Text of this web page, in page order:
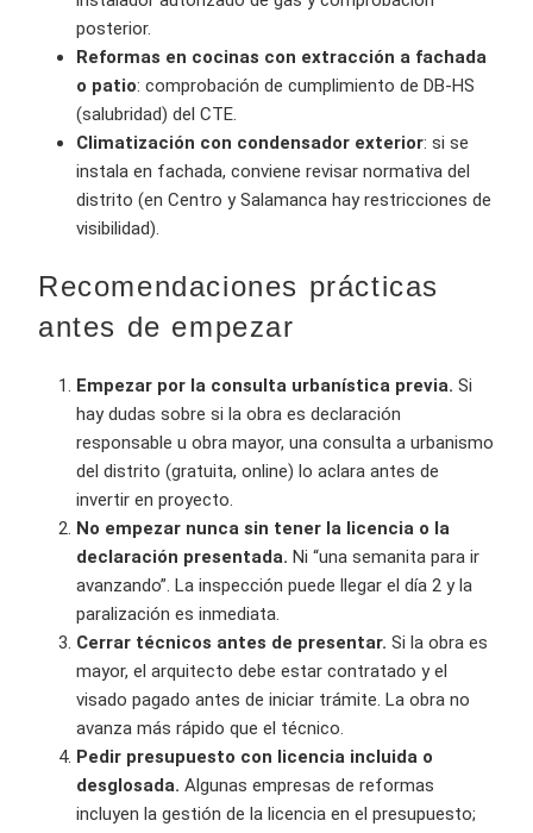
posterior.
Reformas en cocinas con extracción a fachada
o patio: comprobación de cumplimiento de DB-HS
(salubridad) del CTE.
Climatización con condensador exterior: si se
instala en fachada, conviene revisar normativa del
distrito (en Centro y Salamanca hay restricciones de
visibilidad).
Recomendaciones prácticas
antes de empezar
Empezar por la consulta urbanística previa. Si
hay dudas sobre si la obra es declaración
responsable u obra mayor, una consulta a urbanismo
del distrito (gratuita, online) lo aclara antes de
invertir en proyecto.
No empezar nunca sin tener la licencia o la
declaración presentada. Ni “una semanita para ir
avanzando”. La inspección puede llegar el día 2 y la
paralización es inmediata.
Cerrar técnicos antes de presentar. Si la obra es
mayor, el arquitecto debe estar contratado y el
visado pagado antes de iniciar trámite. La obra no
avanza más rápido que el técnico.
Pedir presupuesto con licencia incluida o
desglosada. Algunas empresas de reformas
incluyen la gestión de la licencia en el presupuesto;